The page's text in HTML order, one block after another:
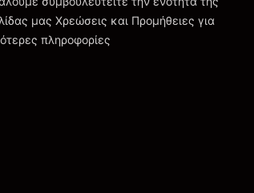
Χρεώσεις και Τέλη
μας Χρεώσεις και Προμήθειες για
πληροφορίες